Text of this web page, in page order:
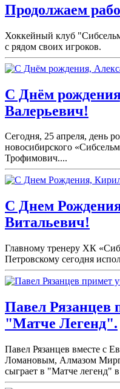
Продолжаем
Хоккейный клуб
с рядом своих игроков.
С Днём
Валерьевич!
Сегодня, 25 апреля, день
новосибирского
Трофимович....
С Днем
Витальевич!
Главному тренеру ХК
Петровскому сегодня
Павел Рязанцев
"Матче Легенд".
Павел Рязанцев вместе с
Ломановым, Алмазом
сыграет в "Матче легенд"